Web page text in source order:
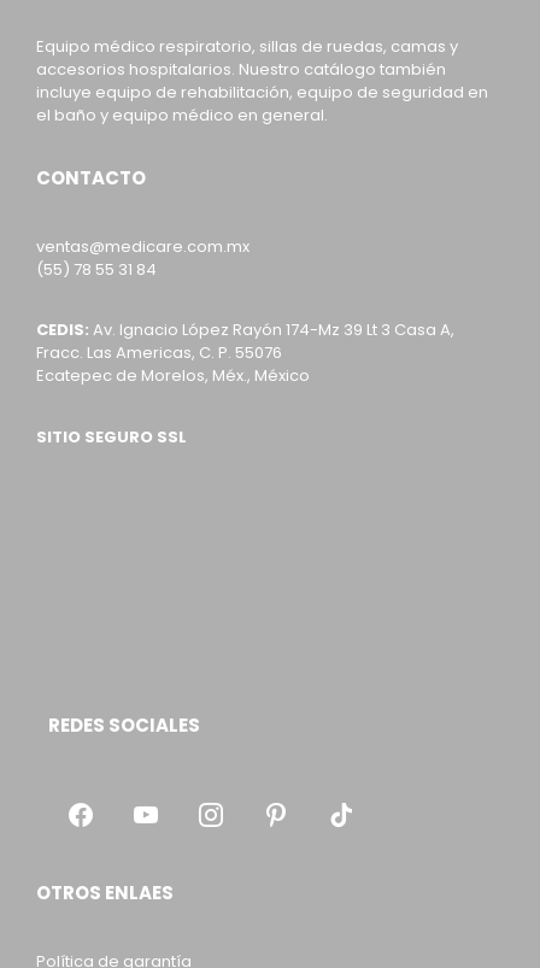
Equipo médico respiratorio, sillas de ruedas, camas y
accesorios hospitalarios. Nuestro catálogo también
incluye equipo de rehabilitación, equipo de seguridad en
el baño y equipo médico en general.
CONTACTO
ventas@medicare.com.mx
(55) 78 55 31 84
CEDIS: Av. Ignacio López Rayón 174-Mz 39 Lt 3 Casa A,
Fracc. Las Americas, C. P. 55076
Ecatepec de Morelos, Méx., México
SITIO SEGURO SSL
REDES SOCIALES
OTROS ENLAES
Política de garantía